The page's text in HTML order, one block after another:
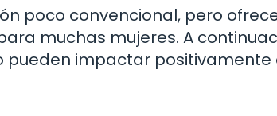
poco convencional, pero
muchas mujeres. A
impactar positivamente